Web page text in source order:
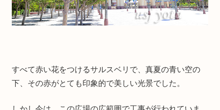
すべて赤い花をつけるサルスベリで、真夏の青い空の
下、その赤がとても印象的で美しい光景でした。